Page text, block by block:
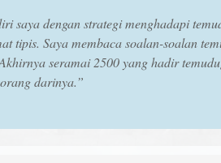
saya dengan strategi menghadapi
tipis. Saya membaca soalan-soalan
seramai 2500 yang hadir
darinya.”